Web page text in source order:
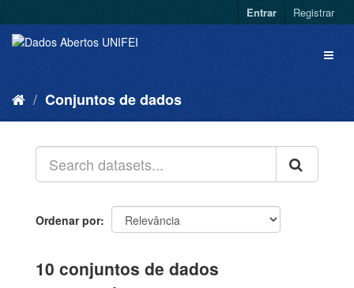
Entrar Registrar
Conjuntos de dados
Ordenar por
10 conjuntos de dados